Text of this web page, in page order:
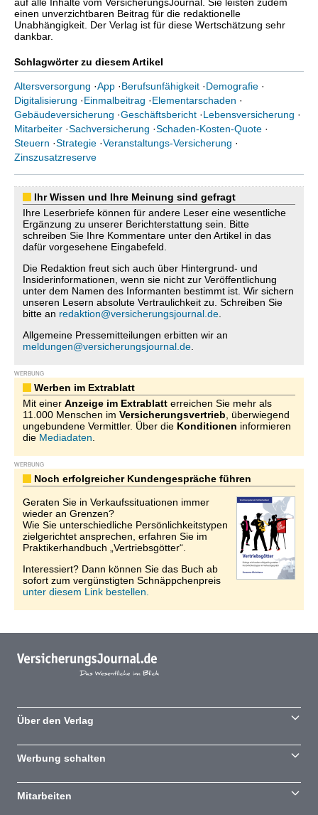
einen unverzichtbaren Beitrag für die redaktionelle
Unabhängigkeit. Der Verlag ist für diese Wertschätzung sehr
dankbar.
Schlagwörter zu diesem Artikel
Altersversorgung ·App ·Berufsunfähigkeit ·Demografie ·
Digitalisierung ·Einmalbeitrag ·Elementarschaden ·
Gebäudeversicherung ·Geschäftsbericht ·Lebensversicherung ·
Mitarbeiter ·Sachversicherung ·Schaden-Kosten-Quote ·
Steuern ·Strategie ·Veranstaltungs-Versicherung ·
Zinszusatzreserve
Ihr Wissen und Ihre Meinung sind gefragt
Ihre Leserbriefe können für andere Leser eine wesentliche
Ergänzung zu unserer Berichterstattung sein. Bitte
schreiben Sie Ihre Kommentare unter den Artikel in das
dafür vorgesehene Eingabefeld.
Die Redaktion freut sich auch über Hintergrund- und
Insiderinformationen, wenn sie nicht zur Veröffentlichung
unter dem Namen des Informanten bestimmt ist. Wir sichern
unseren Lesern absolute Vertraulichkeit zu. Schreiben Sie
bitte an redaktion@versicherungsjournal.de
Allgemeine Pressemitteilungen erbitten wir an
meldungen@versicherungsjournal.de
WERBUNG
Werben im Extrablatt
Mit einer Anzeige im Extrablatt erreichen Sie mehr als
11.000 Menschen im Versicherungsvertrieb , überwiegend
ungebundene Vermittler. Über die Konditionen informieren
die Mediadaten
WERBUNG
Noch erfolgreicher Kundengespräche führen
Geraten Sie in Verkaufssituationen immer
wieder an Grenzen?
Wie Sie unterschiedliche Persönlichkeitstypen
zielgerichtet ansprechen, erfahren Sie im
Praktikerhandbuch „Vertriebsgötter“.
Interessiert? Dann können Sie das Buch ab
sofort zum vergünstigten Schnäppchenpreis
unter diesem Link bestellen.
Über den Verlag
Werbung schalten
Mitarbeiten